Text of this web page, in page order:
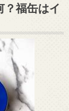
？福缶はイ